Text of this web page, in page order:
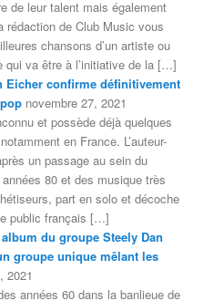
de leur talent mais également
rédaction de Club Music vous
chansons d’un artiste ou
qui va être à l’initiative de la […]
Eicher confirme définitivement
novembre 27, 2021
et possède déjà quelques
en France. L’auteur-
un passage au sein du
80 et des musique très
part en solo et décoche
public français […]
du groupe Steely Dan
groupe unique mêlant les
2021
années 60 dans la banlieue de